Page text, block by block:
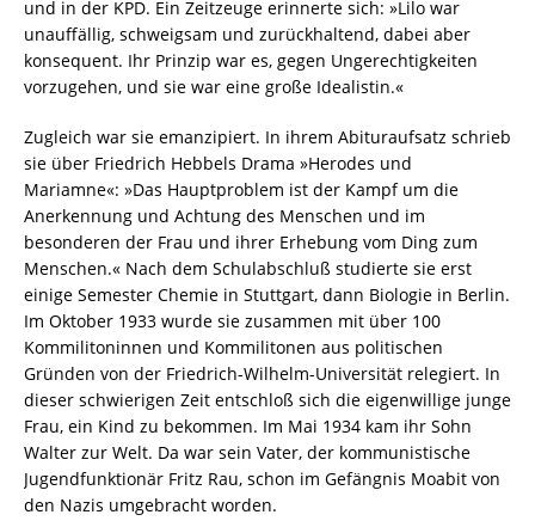
und in der KPD. Ein Zeitzeuge erinnerte sich: »Lilo war
unauffällig, schweigsam und zurückhaltend, dabei aber
konsequent. Ihr Prinzip war es, gegen Ungerechtigkeiten
vorzugehen, und sie war eine große Idealistin.«
Zugleich war sie emanzipiert. In ihrem Abituraufsatz schrieb
sie über Friedrich Hebbels Drama »Herodes und
Mariamne«: »Das Hauptproblem ist der Kampf um die
Anerkennung und Achtung des Menschen und im
besonderen der Frau und ihrer Erhebung vom Ding zum
Menschen.« Nach dem Schulabschluß studierte sie erst
einige Semester Chemie in Stuttgart, dann Biologie in Berlin.
Im Oktober 1933 wurde sie zusammen mit über 100
Kommilitoninnen und Kommilitonen aus politischen
Gründen von der Friedrich-Wilhelm-Universität relegiert. In
dieser schwierigen Zeit entschloß sich die eigenwillige junge
Frau, ein Kind zu bekommen. Im Mai 1934 kam ihr Sohn
Walter zur Welt. Da war sein Vater, der kommunistische
Jugendfunktionär Fritz Rau, schon im Gefängnis Moabit von
den Nazis umgebracht worden.